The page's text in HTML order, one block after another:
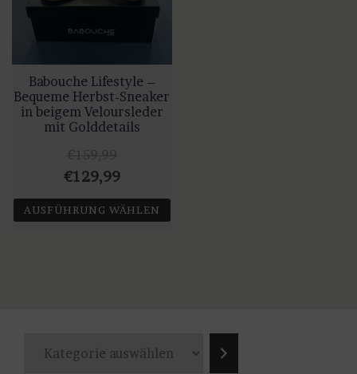
Babouche Lifestyle –
Bequeme Herbst-Sneaker
in beigem Veloursleder
mit Golddetails
Ursprünglicher
Preis
war:
€129,99Aktueller
Preis
ist:
AUSFÜHRUNG WÄHLEN